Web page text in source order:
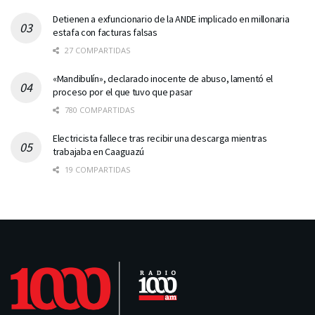
Detienen a exfuncionario de la ANDE implicado en millonaria
estafa con facturas falsas
27 COMPARTIDAS
«Mandibulín», declarado inocente de abuso, lamentó el
proceso por el que tuvo que pasar
780 COMPARTIDAS
Electricista fallece tras recibir una descarga mientras
trabajaba en Caaguazú
19 COMPARTIDAS